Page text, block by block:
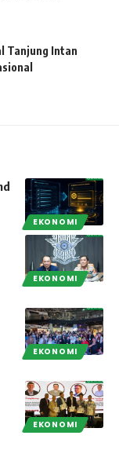
Tanjung Intan
EKONOMI
EKONOMI
EKONOMI
EKONOMI